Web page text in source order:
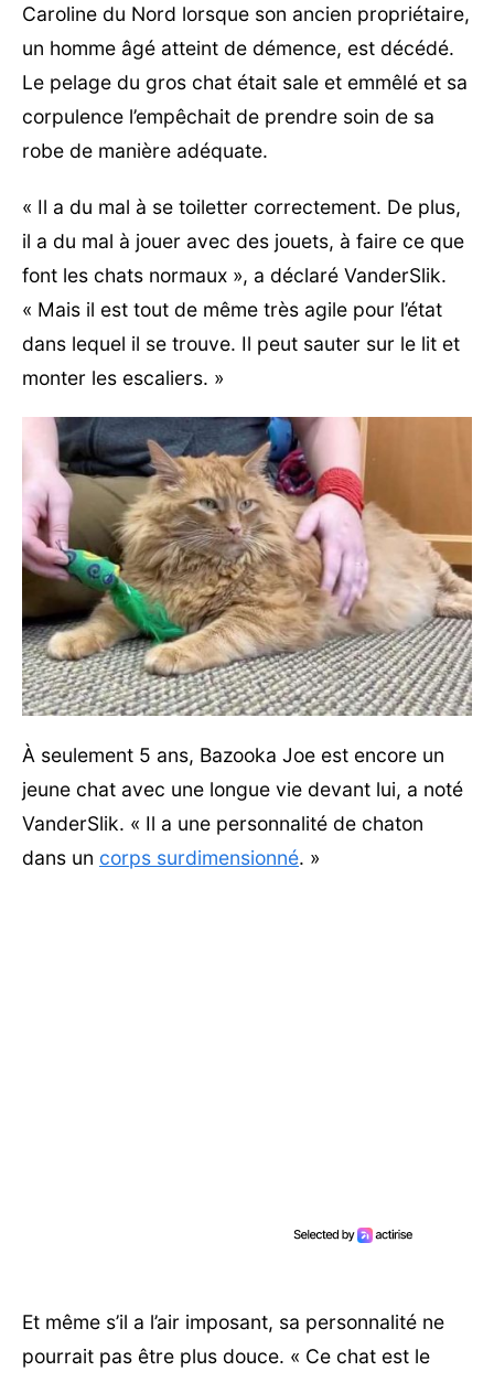
Caroline du Nord lorsque son ancien propriétaire,
un homme âgé atteint de démence, est décédé.
Le pelage du gros chat était sale et emmêlé et sa
corpulence l’empêchait de prendre soin de sa
robe de manière adéquate.
« Il a du mal à se toiletter correctement. De plus,
il a du mal à jouer avec des jouets, à faire ce que
font les chats normaux », a déclaré VanderSlik.
« Mais il est tout de même très agile pour l’état
dans lequel il se trouve. Il peut sauter sur le lit et
monter les escaliers. »
À seulement 5 ans, Bazooka Joe est encore un
jeune chat avec une longue vie devant lui, a noté
VanderSlik. « Il a une personnalité de chaton
dans un corps surdimensionné. »
Et même s’il a l’air imposant, sa personnalité ne
pourrait pas être plus douce. « Ce chat est le